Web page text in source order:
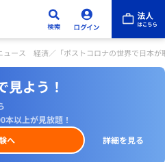
ュース 経済／「ポストコロナの世界で日本
見よう！
以上が見放題！
へ
詳細を見る